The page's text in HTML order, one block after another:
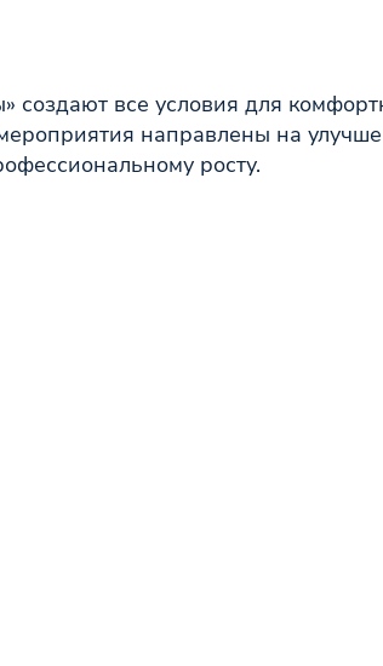
создают все условия для
направлены на
росту.